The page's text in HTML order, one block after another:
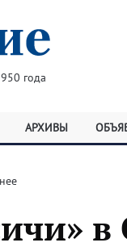
года
АРХИВЫ